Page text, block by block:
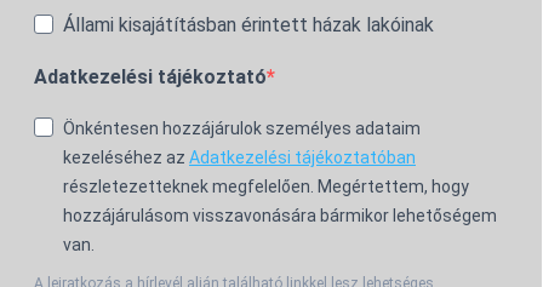
Állami kisajátításban érintett házak lakóinak
Adatkezelési tájékoztató
Önkéntesen hozzájárulok személyes adataim
kezeléséhez az Adatkezelési tájékoztatóban
részletezetteknek megfelelően. Megértettem, hogy
hozzájárulásom visszavonására bármikor lehetőségem
van.
A leiratkozás a hírlevél alján található linkkel lesz lehetséges.